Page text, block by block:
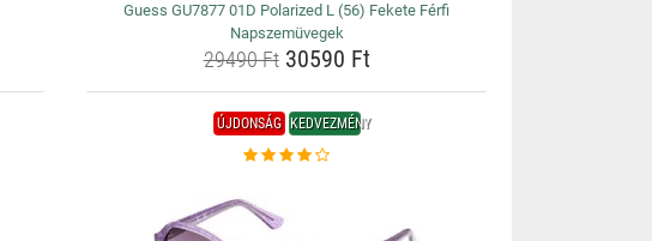
Guess GU7877 01D Polarized L (56) Fekete Férfi
Napszemüvegek
29490 Ft30590 Ft
ÚJDONSÁG KEDVEZMÉNY